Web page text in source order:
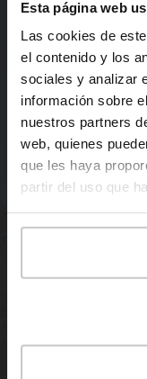
Esta página web
Las cookies de
el contenido y los
sociales y analizar
información sobre
nuestros partners
web, quienes
que les haya
partir del uso que
In our
hundred
Register to